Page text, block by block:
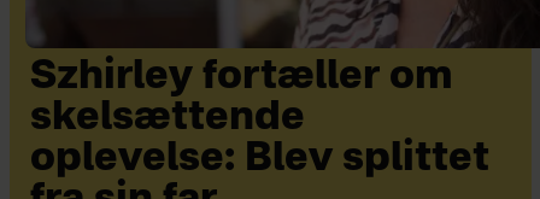
Szhirley fortæller om
skelsættende
oplevelse: Blev splittet